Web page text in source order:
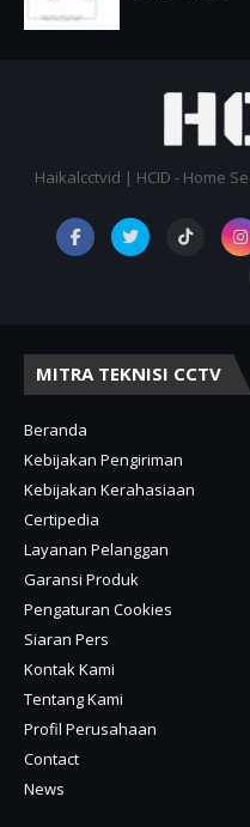
Haikalcctvid | HCID - Home
MITRA TEKNISI CCTV
Beranda
Kebijakan Pengiriman
Kebijakan Kerahasiaan
Certipedia
Layanan Pelanggan
Garansi Produk
Pengaturan Cookies
Siaran Pers
Kontak Kami
Tentang Kami
Profil Perusahaan
Contact
News